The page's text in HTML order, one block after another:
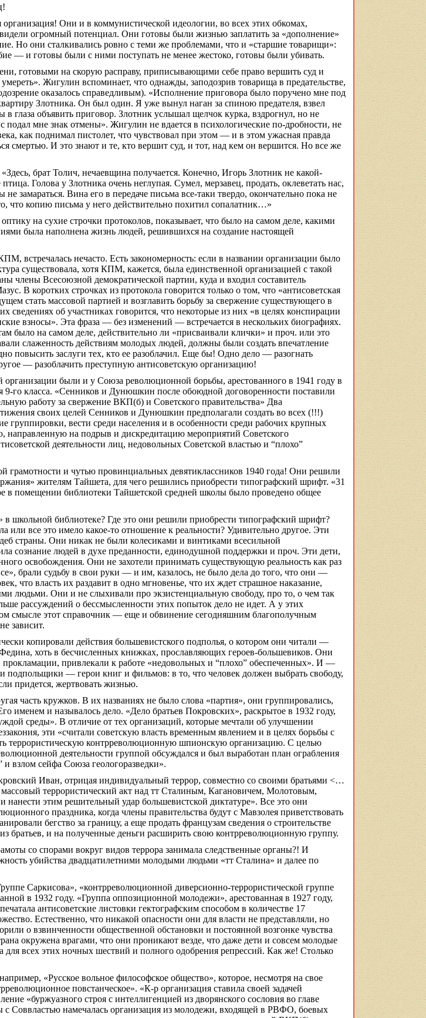
!
Они и в коммунистической идеологии, во всех этих обкомах,
огромный потенциал. Они готовы были жизнью заплатить за «дополнение»
Но они сталкивались ровно с теми же проблемами, что и «старшие товарищи»:
— и готовы были с ними поступать не менее жестоко, готовы были убивать.
готовыми на скорую расправу, приписывающими себе право вершить суд и
Жигулин вспоминает, что однажды, заподозрив товарища в предательстве,
оказалось справедливым). «Исполнение приговора было поручено мне под
Злотника. Он был один. Я уже вынул наган за спиною предателя, взвел
в глаза объявить приговор. Злотник услышал щелчок курка, вздрогнул, но не
подал мне знак отмены». Жигулин не вдается в психологические по-дробности, не
как поднимал пистолет, что чувствовал при этом — и в этом ужасная правда
смертью. И это знают и те, кто вершит суд, и тот, над кем он вершится. Но все же
«Здесь, брат Толич, нечаевщина получается. Конечно, Игорь Злотник не какой-
птица. Голова у Злотника очень неглупая. Сумел, мерзавец, продать, оклеветать нас,
замараться. Вина его в передаче письма все-таки твердо, окончательно пока не
что копию письма у него действительно похитил сопалатник…»
на сухие строчки протоколов, показывает, что было на самом деле, какими
была наполнена жизнь людей, решившихся на создание настоящей
встречалась нечасто. Есть закономерность: если в названии организации было
существовала, хотя КПМ, кажется, была единственной организацией с такой
члены Всесоюзной демократической партии, куда и входил составитель
. В коротких строчках из протокола говорится только о том, что «антисоветская
стать массовой партией и возглавить борьбу за свержение существующего в
сведениях об участниках говорится, что некоторые из них «в целях конспирации
взносы». Эта фраза — без изменений — встречается в нескольких биографиях.
было на самом деле, действительно ли «присваивали клички» и проч. или это
слаженность действиям молодых людей, должны были создать впечатление
повысить заслуги тех, кто ее разоблачил. Еще бы! Одно дело — разогнать
— разоблачить преступную антисоветскую организацию!
организации были и у Союза революционной борьбы, арестованного в 1941 году в
го класса. «Сенников и Дунюшкин после обоюдной договоренности поставили
работу за свержение ВКП(б) и Советского правительства» Два
своих целей Сенников и Дунюшкин предполагали создать во всех (!!!)
группировки, вести среди населения и в особенности среди рабочих крупных
направленную на подрыв и дискредитацию мероприятий Советского
деятельности лиц, недовольных Советской властью и “плохо”
грамотности и чутью провинциальных девятиклассников 1940 года! Они решили
жителям Тайшета, для чего решились приобрести типографский шрифт. «31
в помещении библиотеки Тайшетской средней школы было проведено общее
в школьной библиотеке? Где это они решили приобрести типографский шрифт?
или все это имело какое-то отношение к реальности? Удивительно другое. Эти
страны. Они никак не были колесиками и винтиками всесильной
сознание людей в духе преданности, единодушной поддержки и проч. Эти дети,
освобождения. Они не захотели принимать существующую реальность как раз
брали судьбу в свои руки — и им, казалось, не было дела до того, что они —
что власть их раздавит в одно мгновенье, что их ждет страшное наказание,
людьми. Они и не слыхивали про экзистенциальную свободу, про то, о чем так
рассуждений о бессмысленности этих попыток дело не идет. А у этих
смысле этот справочник — еще и обвинение сегодняшним благополучным
зависит.
копировали действия большевистского подполья, о котором они читали —
хоть в бесчисленных книжках, прославляющих героев-большевиков. Они
прокламации, привлекали к работе «недовольных и “плохо” обеспеченных». И —
подпольщики — герои книг и фильмов: в то, что человек должен выбрать свободу,
придется, жертвовать жизнью.
часть кружков. В их названиях не было слова «партия», они группировались,
именем и называлось дело. «Дело братьев Покровских», раскрытое в 1932 году,
среды». В отличие от тех организаций, которые мечтали об улучшении
эти «считали советскую власть временным явлением и в целях борьбы с
террористическую контрреволюционную шпионскую организацию. С целью
деятельности группой обсуждался и был выработан план ограбления
взлом сейфа Союза геологоразведки».
Иван, отрицая индивидуальный террор, совместно со своими братьями <…
террористический акт над тт Сталиным, Кагановичем, Молотовым,
этим решительный удар большевистской диктатуре». Все это они
праздника, когда члены правительства будут с Мавзолея приветствовать
бегство за границу, а еще продать французам сведения о строительстве
братьев, и на полученные деньги расширить свою контрреволюционную группу.
со спорами вокруг видов террора занимала следственные органы?! И
убийства двадцатилетними молодыми людьми «тт Сталина» и далее по
Саркисова», «контрреволюционной диверсионно-террористической группе
в 1932 году. «Группа оппозиционной молодежи», арестованная в 1927 году,
антисоветские листовки гектографским способом в количестве 17
Естественно, что никакой опасности они для власти не представляли, но
о взвинченности общественной обстановки и постоянной возгонке чувства
окружена врагами, что они проникают везде, что даже дети и совсем молодые
всех этих ночных шествий и полного одобрения репрессий. Как же! Столько
«Русское вольное философское общество», которое, несмотря на свое
повстанческое». «К-р организация ставила своей задачей
«буржуазного строя с интеллигенцией из дворянского сословия во главе
с Соввластью намечалась организация из молодежи, входящей в РВФО, боевых